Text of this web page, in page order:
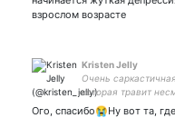
взрослом возрасте
Kristen Jelly
Очень
которая травит
шутки
Ого, спасибо😭Ну вот та,